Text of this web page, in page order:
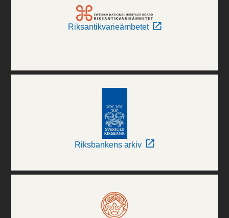
Riksantikvarieämbetet
Riksbankens arkiv